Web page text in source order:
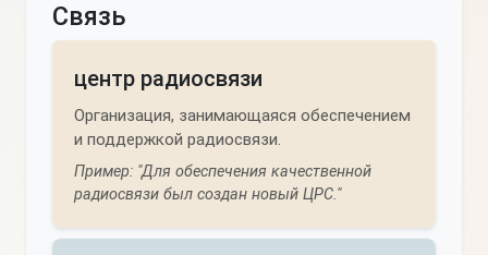
Связь
центр радиосвязи
Организация, занимающаяся обеспечением
и поддержкой радиосвязи.
Пример: "Для обеспечения качественной
радиосвязи был создан новый ЦРС."